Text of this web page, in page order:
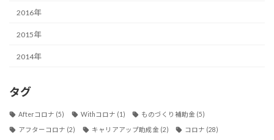
2016年
2015年
2014年
タグ
Afterコロナ (5) Withコロナ (1) ものづくり補助金 (5)
アフターコロナ (2) キャリアアップ助成金 (2) コロナ (28)